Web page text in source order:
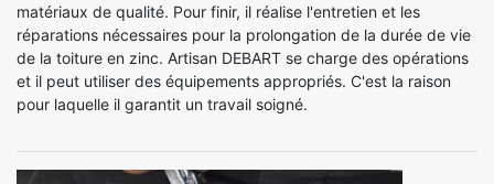
matériaux de qualité. Pour finir, il réalise l'entretien et les
réparations nécessaires pour la prolongation de la durée de vie
de la toiture en zinc. Artisan DEBART se charge des opérations
et il peut utiliser des équipements appropriés. C'est la raison
pour laquelle il garantit un travail soigné.